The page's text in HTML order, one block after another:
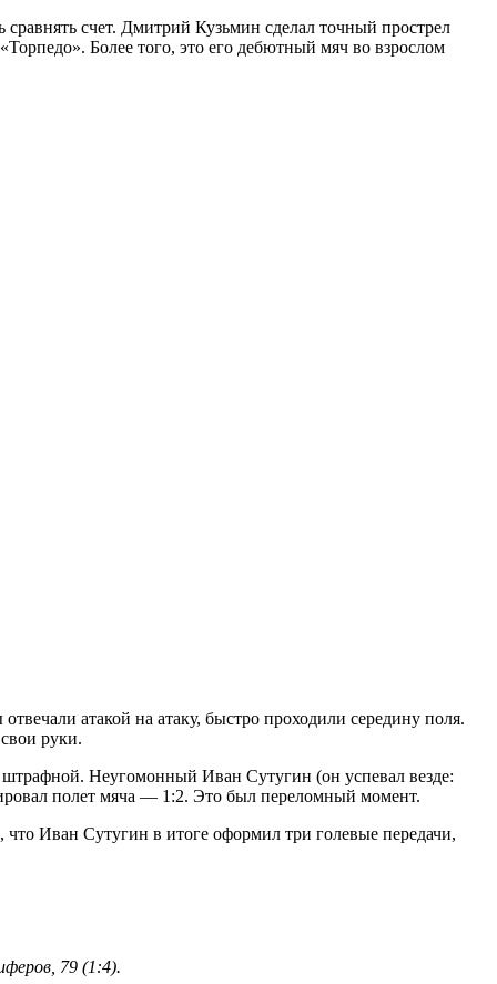
счет. Дмитрий Кузьмин сделал точный прострел
Более того, это его дебютный мяч во взрослом
атакой на атаку, быстро проходили середину поля.
руки.
Неугомонный Иван Сутугин (он успевал везде:
полет мяча — 1:2. Это был переломный момент.
Иван Сутугин в итоге оформил три голевые передачи,
79 (1:4).